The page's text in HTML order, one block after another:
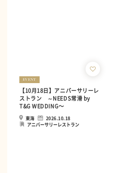
EVENT
【10月18日】アニバーサリーレ
ストラン ～NEEDS常滑 by
T&G WEDDING〜
東海
2026.10.18
アニバーサリーレストラン